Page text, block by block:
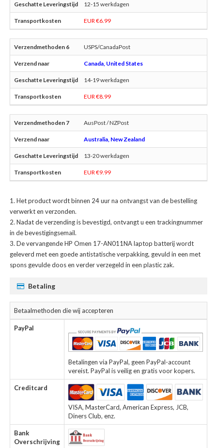
12-15 werkdagen
EUR €6.99
USPS/CanadaPost
Canada, United States
14-19 werkdagen
EUR €8.99
AusPost / NZPost
Australia, New Zealand
13-20 werkdagen
EUR €9.99
Het product wordt binnen 24 uur na ontvangst van de bestelling
verwerkt en verzonden.
Nadat de verzending is bevestigd, ontvangt u een trackingnummer
in de bevestigingsemail.
Devervangende HP Omen 17-AN011NA laptop batterijwordt
geleverd met een goede antistatische verpakking, gevuld in een met
spons gevulde doos en verder verzegeld in een plastic zak.
Betaling
Betaalmethoden die wij accepteren
PayPal
Betalingen via PayPal, geen PayPal-account
vereist. PayPal is veilig en gratis voor kopers.
Creditcard
VISA, MasterCard, American Express, JCB,
Diners Club, enz.
Bank
Overschrijving